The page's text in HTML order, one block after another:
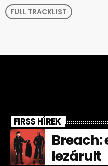
FULL TRACKLIST
FIRSS HÍREK
Breach:
lezárult